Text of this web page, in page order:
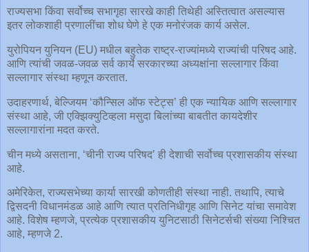
राज्यसभा किंवा सर्वोच्च सभागृहा सारखे काही तिथेही अस्तित्वात असल्यास
इतर लोकशाही प्रणालींचा शोध घेणे हे एक मनोरंजक कार्य असेल.
युरोपियन युनियन (EU) मधील बहुतेक राष्ट्र-राज्यांमध्ये राज्यांची परिषद आहे.
आणि त्यांची जवळ-जवळ सर्व कार्ये सरकारच्या अध्यक्षांना सल्लागार किंवा
सल्लागार संस्था म्हणून करतात.
उदाहरणार्थ, बेल्जियम ‘कौन्सिल ऑफ स्टेट्स’ ही एक न्यायिक आणि सल्लागार
संस्था आहे, जी एक्झिक्युटिव्हला मसुदा बिलांच्या बाबतीत कायदेशीर
सल्लागारांना मदत करते.
चीन मध्ये असताना, ‘चीनी राज्य परिषद’ ही देशाची सर्वोच्च प्रशासकीय संस्था
आहे.
अमेरिकेत, राज्यसभेच्या कार्या सारखी कोणतीही संस्था नाही. तथापि, त्याचे
द्विसदनी विधानमंडळ आहे आणि त्यात प्रतिनिधीगृह आणि सिनेट यांचा समावेश
आहे. विशेष म्हणजे, प्रत्येक प्रशासकीय युनिटसाठी सिनेटर्सची संख्या निश्चित
आहे, म्हणजे 2.